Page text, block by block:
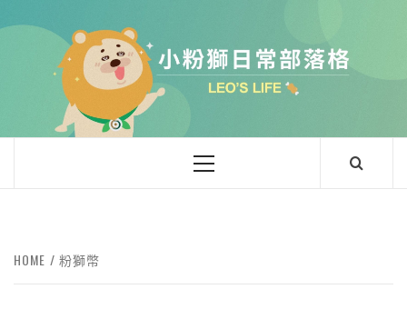
to
小粉獅日常
LEO'Ｓ LIFE
Primary
HOME 粉獅幣